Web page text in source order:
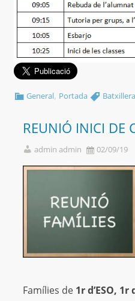
General, Portada
REUNIÓ INICI DE
admin admin 02/09/19
Famílies de 1r d’ESO,